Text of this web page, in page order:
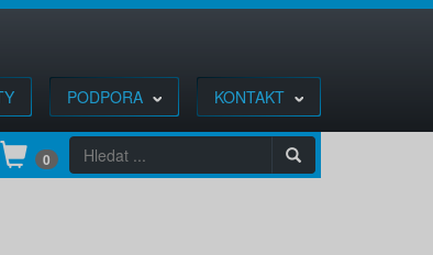
PODPORA KONTAKT
0